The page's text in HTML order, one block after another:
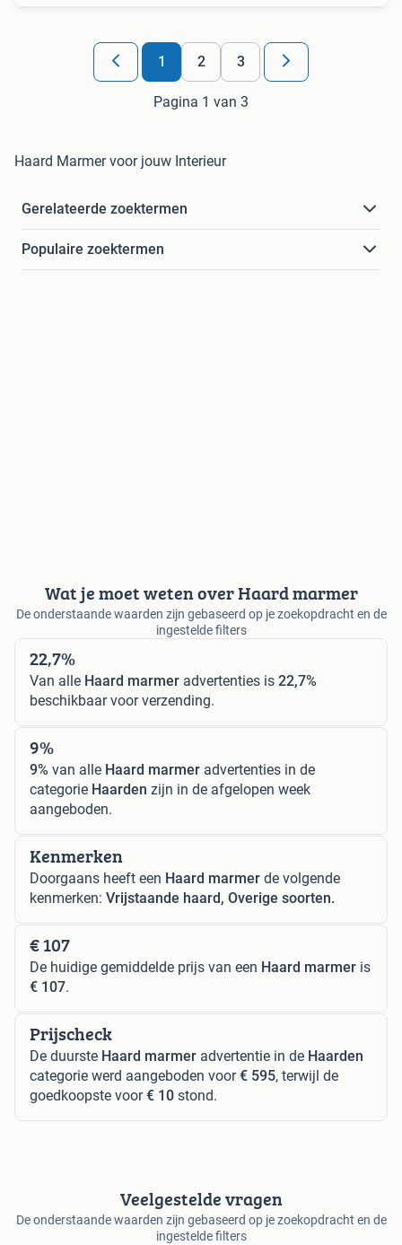
1 2 3
Pagina 1 van 3
Haard Marmer voor jouw Interieur
Gerelateerde zoektermen
Populaire zoektermen
Wat je moet weten over Haard marmer
De onderstaande waarden zijn gebaseerd op je zoekopdracht en de
ingestelde filters
22,7%
Van alle Haard marmer advertenties is 22,7%
beschikbaar voor verzending.
9%
9% van alle Haard marmer advertenties in de
categorie Haarden zijn in de afgelopen week
aangeboden.
Kenmerken
Doorgaans heeft een Haard marmer de volgende
kenmerken: Vrijstaande haard, Overige soorten.
€ 107
De huidige gemiddelde prijs van een Haard marmer is
€ 107.
Prijscheck
De duurste Haard marmer advertentie in de Haarden
categorie werd aangeboden voor€ 595, terwijl de
goedkoopste voor€ 10 stond.
Veelgestelde vragen
De onderstaande waarden zijn gebaseerd op je zoekopdracht en de
ingestelde filters